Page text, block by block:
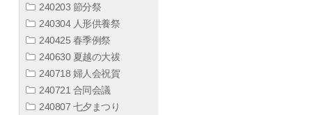
240203 節分祭
240304 人形供養祭
240425 春季例祭
240630 夏越の大祓
240718 婦人会祝賀
240721 合同会議
240807 七夕まつり